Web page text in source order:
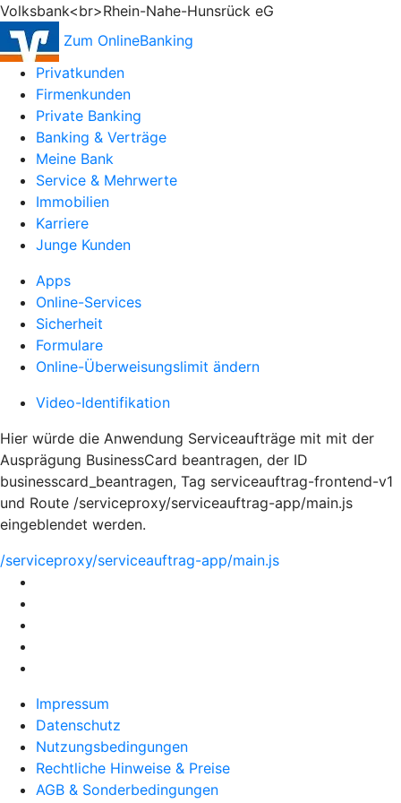
Volksbank<br>Rhein-Nahe-Hunsrück eG
Zum OnlineBanking
Privatkunden
Firmenkunden
Private Banking
Banking & Verträge
Meine Bank
Service & Mehrwerte
Immobilien
Karriere
Junge Kunden
Apps
Online-Services
Sicherheit
Formulare
Online-Überweisungslimit ändern
Video-Identifikation
Hier würde die Anwendung Serviceaufträge mit mit der
Ausprägung BusinessCard beantragen, der ID
businesscard_beantragen, Tag serviceauftrag-frontend-v1
und Route /serviceproxy/serviceauftrag-app/main.js
eingeblendet werden.
/serviceproxy/serviceauftrag-app/main.js
Impressum
Datenschutz
Nutzungsbedingungen
Rechtliche Hinweise & Preise
AGB & Sonderbedingungen